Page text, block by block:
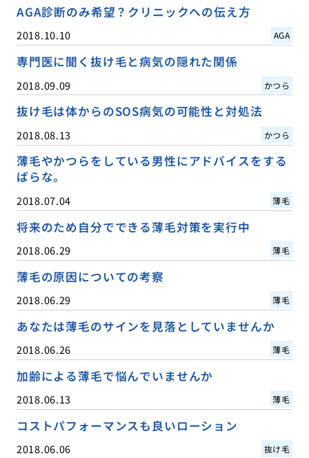
AGA診断のみ希望？クリニックへの伝え方
2018.10.10 AGA
専門医に聞く抜け毛と病気の隠れた関係
2018.09.09 かつら
抜け毛は体からのSOS病気の可能性と対処法
2018.08.13 かつら
薄毛やかつらをしている男性にアドバイスをする
ばらな。
2018.07.04 薄毛
将来のため自分でできる薄毛対策を実行中
2018.06.29 薄毛
薄毛の原因についての考察
2018.06.29 薄毛
あなたは薄毛のサインを見落としていませんか
2018.06.26 薄毛
加齢による薄毛で悩んでいませんか
2018.06.13 薄毛
コストパフォーマンスも良いローション
2018.06.06 抜け毛